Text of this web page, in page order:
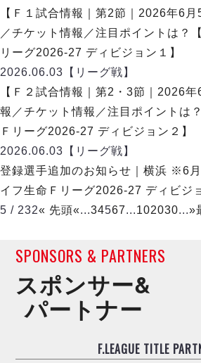
【Ｆ１試合情報｜第2節｜2026年6
／チケット情報／注目ポイントは？
リーグ2026-27 ディビジョン１】
2026.06.03 【リーグ戦】
【Ｆ２試合情報｜第2・3節｜2026
報／チケット情報／注目ポイントは
Ｆリーグ2026-27 ディビジョン２】
2026.06.03 【リーグ戦】
登録選手追加のお知らせ｜横浜 ※6
イフ生命Ｆリーグ2026-27 ディビジ
5 / 232« 先頭«...34567...102030...»
SPONSORS & PARTNERS
スポンサー&
パートナー
F.LEAGUE TITLE